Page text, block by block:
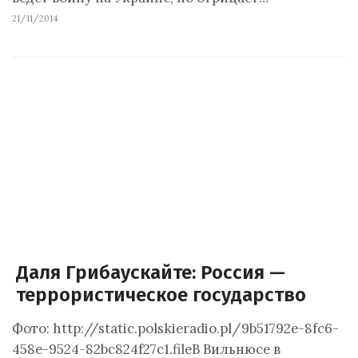
21/11/2014
Даля Грибаускайте: Россия —
террористическое государство
Фото: http://static.polskieradio.pl/9b51792e-8fc6-
458e-9524-82bc824f27c1.fileВ Вильнюсе в